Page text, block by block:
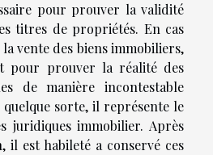
pour prouver la validité
titres de propriétés. En cas
vente des biens immobiliers,
pour prouver la réalité des
de manière incontestable
sorte, il représente le
juridiques immobilier. Après
il est habileté a conservé ces